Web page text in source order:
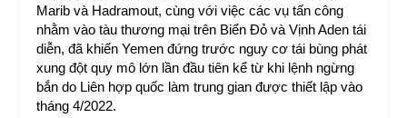
Marib và Hadramout, cùng với việc các vụ tấn công
nhằm vào tàu thương mại trên Biển Đỏ và Vịnh Aden tái
diễn, đã khiến Yemen đứng trước nguy cơ tái bùng phát
xung đột quy mô lớn lần đầu tiên kể từ khi lệnh ngừng
bắn do Liên hợp quốc làm trung gian được thiết lập vào
tháng 4/2022.